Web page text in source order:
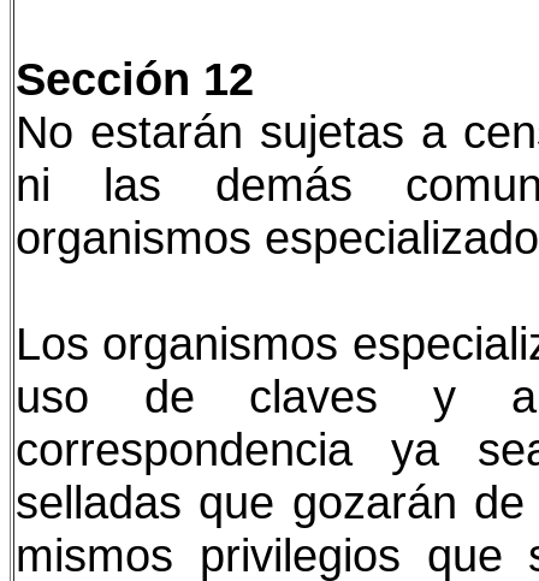
Sección 12
No estarán sujetas a
ni las demás
organismos
Los organismos
uso de claves y a
correspondencia ya
selladas que gozarán
mismos privilegios